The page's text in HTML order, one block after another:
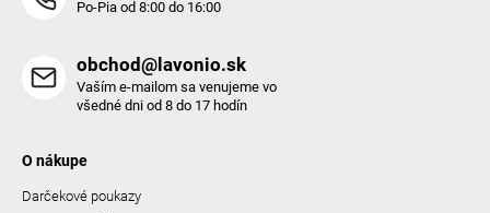
Po-Pia od 8:00 do 16:00
obchod@lavonio.sk
Vaším e-mailom sa venujeme vo
všedné dni od 8 do 17 hodín
O nákupe
Darčekové poukazy